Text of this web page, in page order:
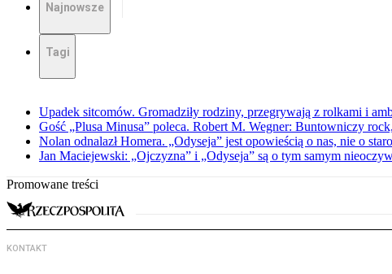
Najnowsze
Tagi
Upadek sitcomów. Gromadziły rodziny, przegrywają z rolkami i
Gość „Plusa Minusa” poleca. Robert M. Wegner: Buntowniczy
Nolan odnalazł Homera. „Odyseja” jest opowieścią o nas, nie o
Jan Maciejewski: „Ojczyzna” i „Odyseja” są o tym samym
Promowane treści
KONTAKT